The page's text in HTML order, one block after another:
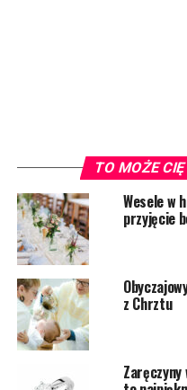
TO MOŻE
Wesele w
przyjęcie
z Chrztu